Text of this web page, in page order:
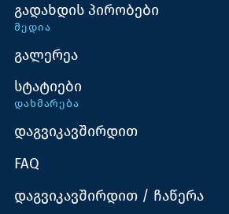
გადახდის პირობები
ᲛᲔᲓᲘᲐ
გალერეა
სტატიები
ᲓᲐᲮᲛᲐᲠᲔᲑᲐ
დაგვიკავშირდით
FAQ
დაგვიკავშირდით / ჩაწერა